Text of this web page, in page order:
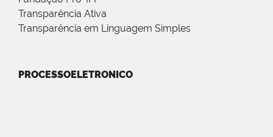
Transparência Ativa
Transparência em Linguagem Simples
PROCESSOELETRONICO